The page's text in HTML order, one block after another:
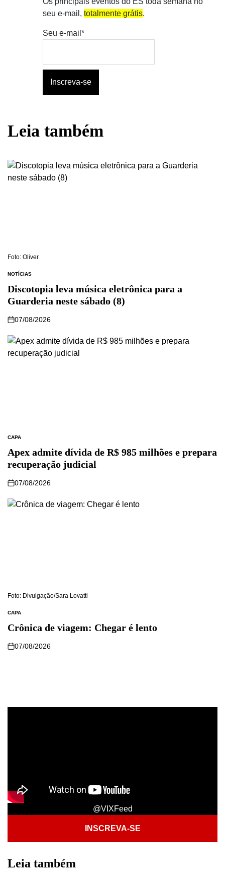
seu e-mail, totalmente grátis.
Seu e-mail*
Leia também
Foto: Oliver
NOTÍCIAS
Discotopia leva música eletrônica para a
Guarderia neste sábado (8)
07/08/2026
CAPA
Apex admite dívida de R$ 985 milhões e prepara
recuperação judicial
07/08/2026
Foto: Divulgação/Sara Lovatti
CAPA
Crônica de viagem: Chegar é lento
07/08/2026
@VIXFeed
INSCREVA-SE
Leia também